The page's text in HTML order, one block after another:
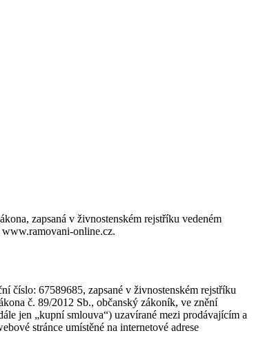
zapsaná v živnostenském rejstříku vedeném
www.ramovani-online.cz.
číslo: 67589685, zapsané v živnostenském rejstříku
č. 89/2012 Sb., občanský zákoník, ve znění
jen „kupní smlouva“) uzavírané mezi prodávajícím a
stránce umístěné na internetové adrese